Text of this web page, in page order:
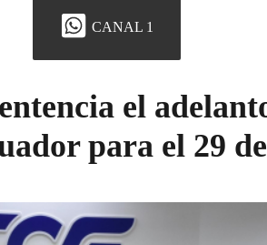
CANAL 1
el
para el 29